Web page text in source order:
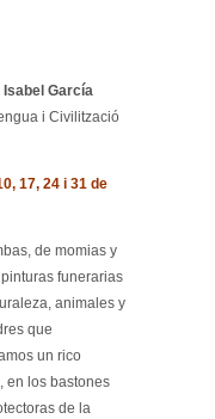
Isabel García
i Civilització
17, 24 i 31 de
de momias y
funerarias
animales y
que
un rico
en los bastones
de la